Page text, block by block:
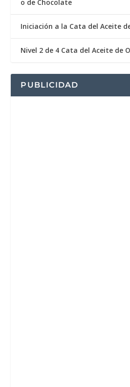
o de Chocolate
Iniciación a la Cata del Aceite
Nivel 2 de 4 Cata del Aceite de
PUBLICIDAD